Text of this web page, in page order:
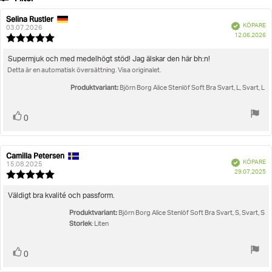
Recensionsförfattare:
Selina Rustler
03.07.2026
utav
BekräftadKÖPARE
12.06.2026
Recensionstext:
Supermjuk och med medelhögt stöd! Jag älskar den här bh:n!
Detta är en automatisk översättning. Visa originalet.
Produktvariant: Björn Borg Alice Stenlöf Soft Bra Svart, L, Svart, L
Rösta
0
Recensionsförfattare:
Camilla Petersen
15.08.2025
utav
stjärnor
BekräftadKÖPARE
29.07.2025
Recensionstext:
Väldigt bra kvalité och passform.
Produktvariant: Björn Borg Alice Stenlöf Soft Bra Svart, S, Svart, S
Storlek: Liten
Rösta
0